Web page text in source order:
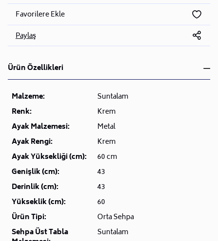
Favorilere Ekle
Paylaş
Ürün Özellikleri
Malzeme:
Suntalam
Renk:
Krem
Ayak Malzemesi:
Metal
Ayak Rengi:
Krem
Ayak Yüksekliği (cm):
60 cm
Genişlik (cm):
43
Derinlik (cm):
43
Yükseklik (cm):
60
Ürün Tipi:
Orta Sehpa
Sehpa Üst Tabla
Suntalam